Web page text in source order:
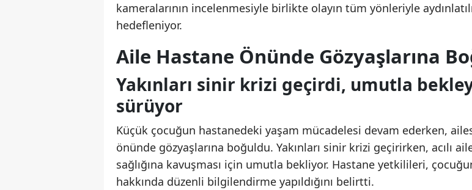
kameralarının incelenmesiyle birlikte olayın tüm yönleriyle
hedefleniyor.
Aile Hastane Önünde Gözyaşlarına
Yakınları sinir krizi geçirdi, umutla
sürüyor
Küçük çocuğun hastanedeki yaşam mücadelesi devam ederken,
önünde gözyaşlarına boğuldu. Yakınları sinir krizi geçirirken, acılı
sağlığına kavuşması için umutla bekliyor. Hastane yetkilileri,
hakkında düzenli bilgilendirme yapıldığını belirtti.